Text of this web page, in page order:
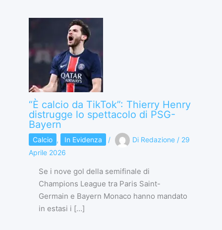
“È calcio da TikTok”: Thierry Henry
distrugge lo spettacolo di PSG-
Bayern
Calcio , In Evidenza / Di Redazione / 29
Aprile 2026
Se i nove gol della semifinale di
Champions League tra Paris Saint-
Germain e Bayern Monaco hanno mandato
in estasi i […]